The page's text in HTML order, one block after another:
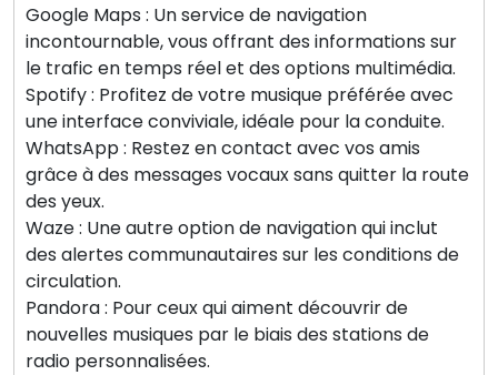
Google Maps : Un service de navigation
incontournable, vous offrant des informations sur
le trafic en temps réel et des options multimédia.
Spotify : Profitez de votre musique préférée avec
une interface conviviale, idéale pour la conduite.
WhatsApp : Restez en contact avec vos amis
grâce à des messages vocaux sans quitter la route
des yeux.
Waze : Une autre option de navigation qui inclut
des alertes communautaires sur les conditions de
circulation.
Pandora : Pour ceux qui aiment découvrir de
nouvelles musiques par le biais des stations de
radio personnalisées.